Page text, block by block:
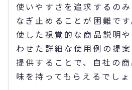
使いやすさを追求するの
なぎ止めることが困難で
使した視覚的な商品説明
わせた詳細な使用例の提
提供することで、自社の
味を持ってもらえるでしょ